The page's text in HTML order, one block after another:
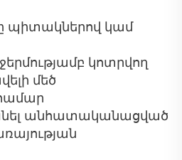
պիտակներով կամ
կոտրվող
մեծ
անհատականացված